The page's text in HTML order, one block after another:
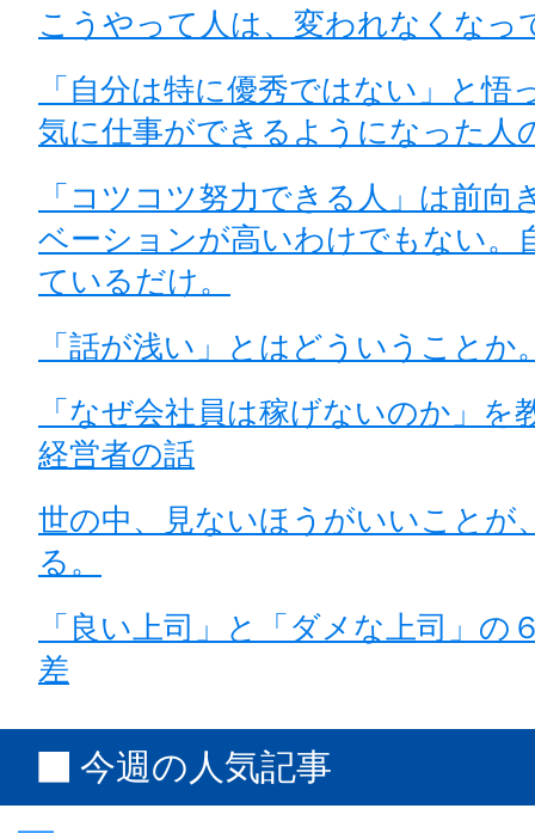
こうやって人は、変われなくなっ
「自分は特に優秀ではない」と悟
気に仕事ができるようになった人
「コツコツ努力できる人」は前向
ベーションが高いわけでもない。
ているだけ。
「話が浅い」とはどういうことか
「なぜ会社員は稼げないのか」を
経営者の話
世の中、見ないほうがいいことが
る。
「良い上司」と「ダメな上司」の
差
今週の人気記事